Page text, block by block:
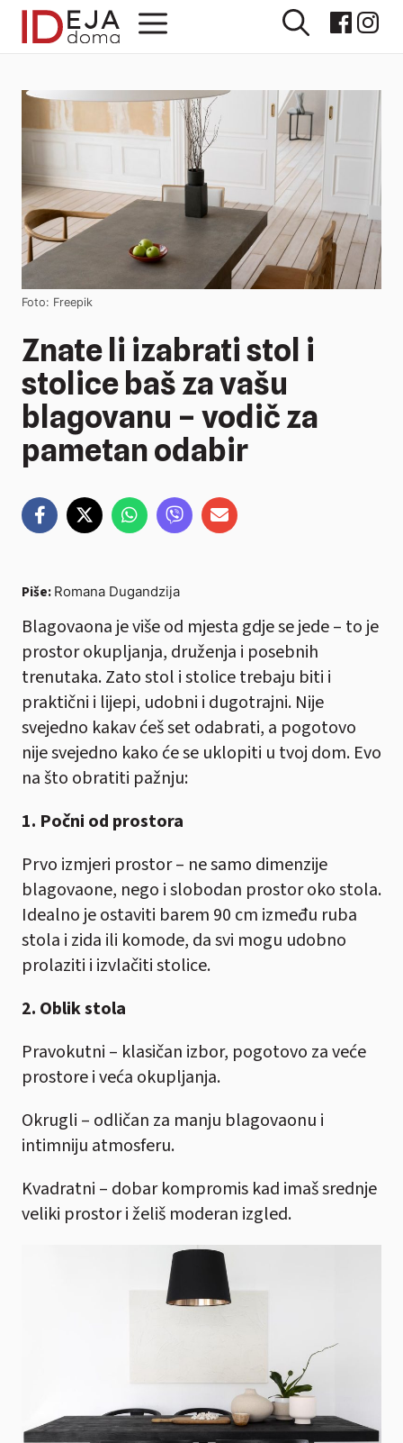
Preskoči
Foto: Freepik
Znate li izabrati stol i
stolice baš za vašu
blagovanu – vodič za
pametan odabir
Piše: Romana Dugandzija
Blagovaona je više od mjesta gdje se jede – to je
prostor okupljanja, druženja i posebnih
trenutaka. Zato stol i stolice trebaju biti i
praktični i lijepi, udobni i dugotrajni. Nije
svejedno kakav ćeš set odabrati, a pogotovo
nije svejedno kako će se uklopiti u tvoj dom. Evo
na što obratiti pažnju:
1. Počni od prostora
Prvo izmjeri prostor – ne samo dimenzije
blagovaone, nego i slobodan prostor oko stola.
Idealno je ostaviti barem 90 cm između ruba
stola i zida ili komode, da svi mogu udobno
prolaziti i izvlačiti stolice.
2. Oblik stola
Pravokutni – klasičan izbor, pogotovo za veće
prostore i veća okupljanja.
Okrugli – odličan za manju blagovaonu i
intimniju atmosferu.
Kvadratni – dobar kompromis kad imaš srednje
veliki prostor i želiš moderan izgled.